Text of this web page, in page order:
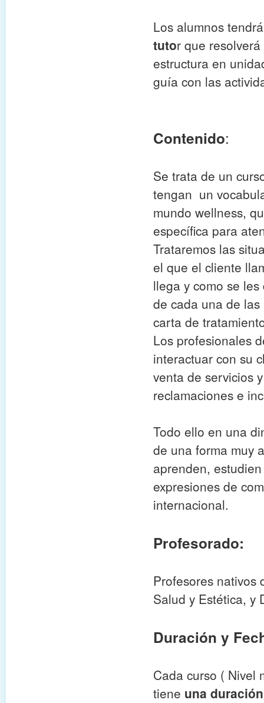
Los alumnos
tutor que
estructura en
guía con las
Contenido:
Se trata de un
tengan un
mundo wellness,
específica para
Trataremos las
el que el cliente
llega y como se
de cada una de
carta de
Los profesionales
interactuar con su
venta de servicios
reclamaciones e
Todo ello en una
de una forma muy
aprenden,
expresiones de
internacional.
Profesorado:
Profesores nativos
Salud y Estética, y
Duración y
Cada curso ( Nivel
tiene una